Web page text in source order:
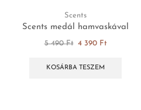
Scents
Scents medál hamvaskával
5 490Ft 4 390 Ft
KOSÁRBA TESZEM